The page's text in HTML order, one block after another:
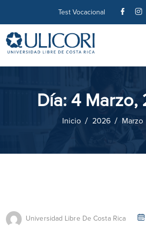
Test Vocacional
Día: 4 Marzo,
Inicio 2026 Marzo
Universidad Libre De Costa Rica